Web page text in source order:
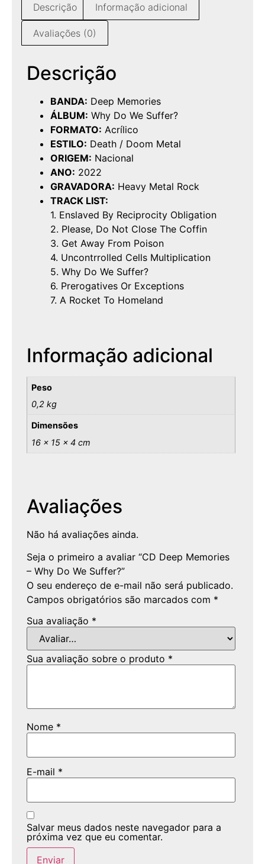
Descrição Informação adicional
Avaliações (0)
Descrição
BANDA: Deep Memories
ÁLBUM: Why Do We Suffer?
FORMATO: Acrílico
ESTILO: Death / Doom Metal
ORIGEM: Nacional
ANO: 2022
GRAVADORA: Heavy Metal Rock
TRACK LIST:
1. Enslaved By Reciprocity Obligation
2. Please, Do Not Close The Coffin
3. Get Away From Poison
4. Uncontrrolled Cells Multiplication
5. Why Do We Suffer?
6. Prerogatives Or Exceptions
7. A Rocket To Homeland
Informação adicional
Peso
0,2 kg
Dimensões
16 × 15 × 4 cm
Avaliações
Não há avaliações ainda.
Seja o primeiro a avaliar “CD Deep Memories
– Why Do We Suffer?”
O seu endereço de e-mail não será publicado.
Campos obrigatórios são marcados com *
Sua avaliação *
Sua avaliação sobre o produto *
Nome *
E-mail *
Salvar meus dados neste navegador para a
próxima vez que eu comentar.